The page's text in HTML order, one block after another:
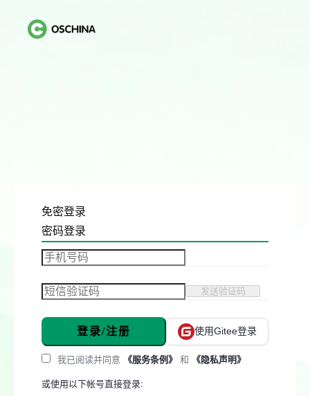
免密登录
密码登录
发送验证码
登录/注册 使用Gitee登录
我已阅读并同意 《服务条例》 和 《隐私声明》
或使用以下帐号直接登录: